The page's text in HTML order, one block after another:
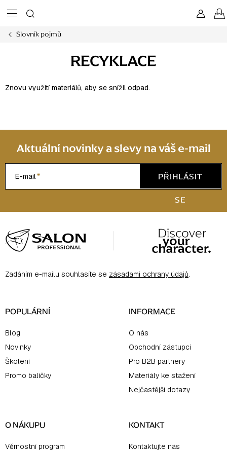
na
Slovník pojmů
RECYKLACE
Znovu využití materiálů, aby se snížil odpad.
Aktuální novinky a slevy na váš e-mail
E-mail
PŘIHLÁSIT
SE
á
p
aZadáním e-mailu souhlasíte se zásadami ochrany údajů.
POPULÁRNÍ
Blog
Novinky
Školení
Promo balíčky
INFORMACE
O nás
Obchodní zástupci
Pro B2B partnery
Materiály ke stažení
Nejčastější dotazy
O NÁKUPU
Věrnostní program
KONTAKT
Kontaktujte nás